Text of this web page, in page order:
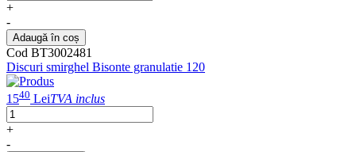
+
-
Adaugă în coș
Cod BT3002481
Discuri smirghel Bisonte granulatie 120
1540 LeiTVA inclus
+
-